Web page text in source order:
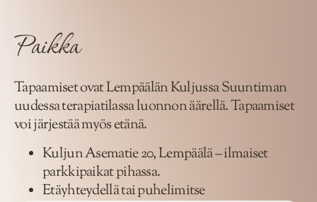
Paikka
Tapaamiset ovat Lempäälän Kuljussa Suuntiman
uudessa terapiatilassa luonnon äärellä. Tapaamiset
voi järjestää myös etänä.
Kuljun Asematie 20, Lempäälä – ilmaiset
parkkipaikat pihassa.
Etäyhteydellä tai puhelimitse